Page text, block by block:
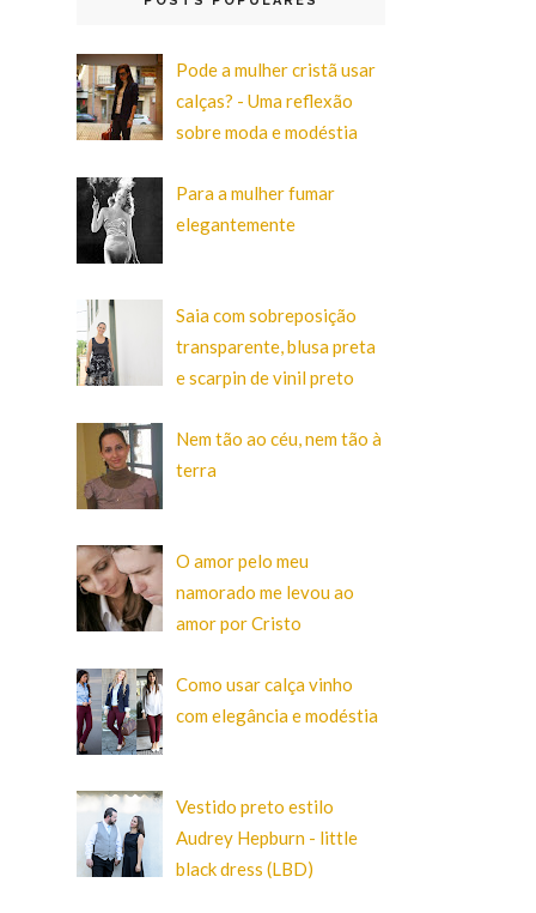
Pode a mulher cristã usar
calças? - Uma reflexão
sobre moda e modéstia
Para a mulher fumar
elegantemente
Saia com sobreposição
transparente, blusa preta
e scarpin de vinil preto
Nem tão ao céu, nem tão à
terra
O amor pelo meu
namorado me levou ao
amor por Cristo
Como usar calça vinho
com elegância e modéstia
Vestido preto estilo
Audrey Hepburn - little
black dress (LBD)